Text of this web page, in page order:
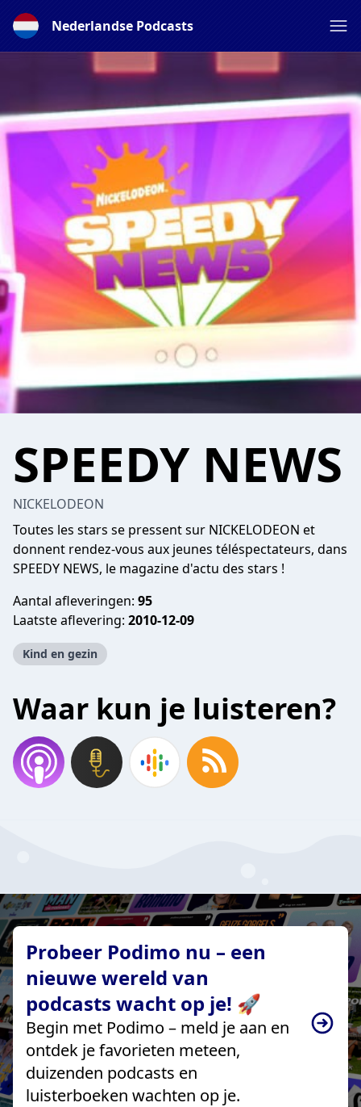
Nederlandse Podcasts
SPEEDY NEWS
NICKELODEON
Toutes les stars se pressent sur NICKELODEON et
donnent rendez-vous aux jeunes téléspectateurs, dans
SPEEDY NEWS, le magazine d'actu des stars !
Aantal afleveringen: 95
Laatste aflevering: 2010-12-09
Kind en gezin
Waar kun je luisteren?
Probeer Podimo nu – een
nieuwe wereld van
podcasts wacht op je! 🚀
Begin met Podimo – meld je aan en
ontdek je favorieten meteen,
duizenden podcasts en
luisterboeken wachten op je.